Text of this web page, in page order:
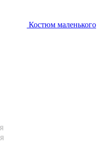
Костюм маленького